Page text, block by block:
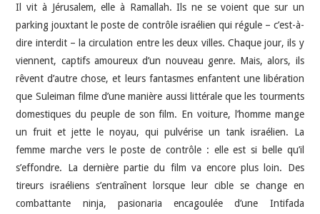
Il vit à Jérusalem, elle à Ramallah. Ils ne se voient que sur un
parking jouxtant le poste de contrôle israélien qui régule – c’est-à-
dire interdit – la circulation entre les deux villes. Chaque jour, ils y
viennent, captifs amoureux d’un nouveau genre. Mais, alors, ils
rêvent d’autre chose, et leurs fantasmes enfantent une libération
que Suleiman filme d’une manière aussi littérale que les tourments
domestiques du peuple de son film. En voiture, l’homme mange
un fruit et jette le noyau, qui pulvérise un tank israélien. La
femme marche vers le poste de contrôle : elle est si belle qu’il
s’effondre. La dernière partie du film va encore plus loin. Des
tireurs israéliens s’entraînent lorsque leur cible se change en
combattante ninja, pasionaria encagoulée d’une Intifada